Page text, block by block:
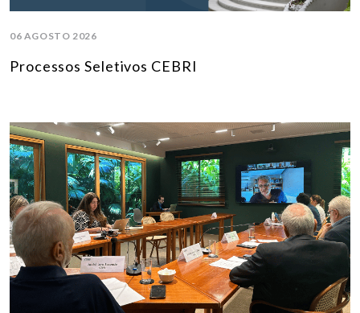
06 AGOSTO 2026
Processos Seletivos CEBRI